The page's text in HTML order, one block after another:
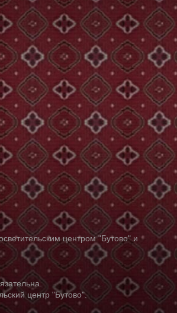
центром "Бутово" и
центр "Бутово".